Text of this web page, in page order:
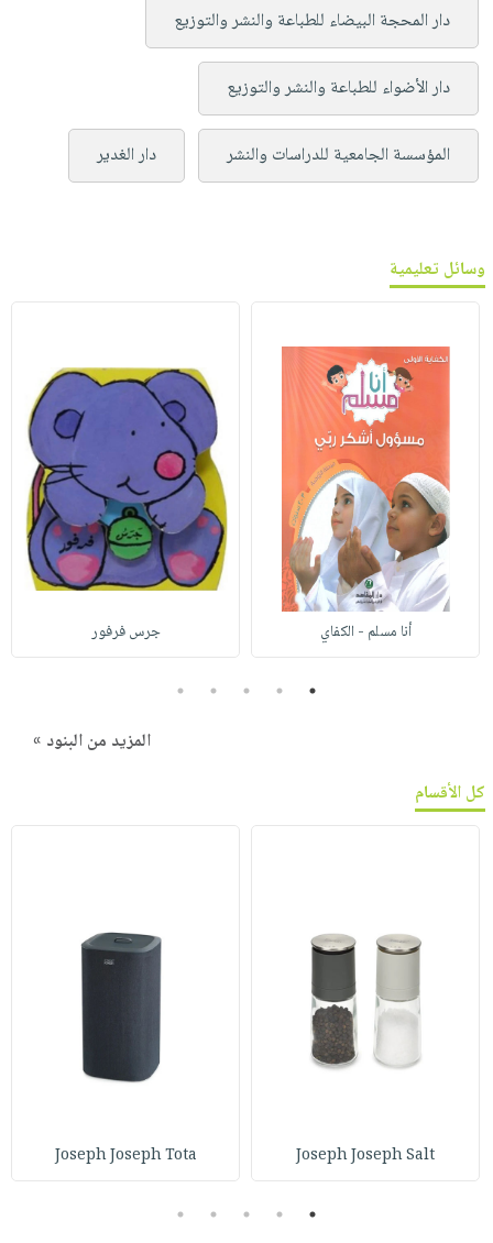
دار المحجة البيضاء للطباعة والنشر والتوزيع
دار الأضواء للطباعة والنشر والتوزيع
المؤسسة الجامعية للدراسات والنشر دار الغدير
وسائل تعليمية
أنا مسلم - الكفاي جرس فرفور
1
2
3
4
5
المزيد من البنود »
كل الأقسام
Joseph Joseph Salt
Joseph Joseph Tota
1
2
3
4
5